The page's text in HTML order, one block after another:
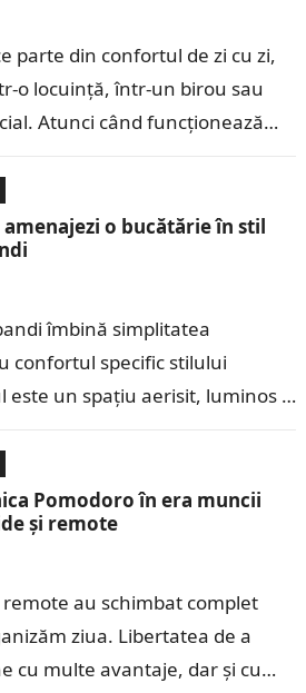
parte din confortul de zi cu zi,
o locuință, într-un birou sau
Atunci când funcționează
amenajezi o bucătărie în stil
îmbină simplitatea
confortul specific stilului
este un spațiu aerisit, luminos și
Pomodoro în era muncii
și remote
au schimbat complet
ziua. Libertatea de a
cu multe avantaje, dar și cu…